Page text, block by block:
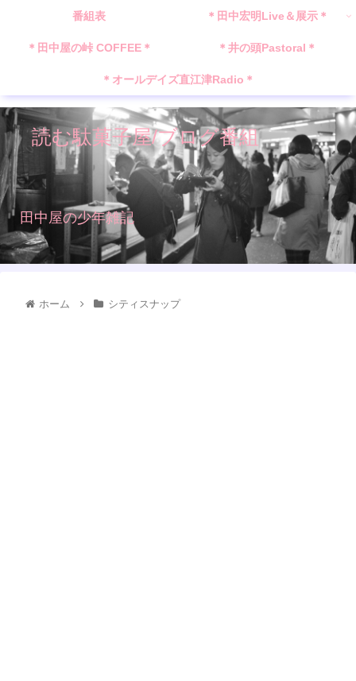
読む駄菓子屋/ブログ番組
田中屋の少年雑記
番組表 ＊田中宏明Live＆展示＊
＊田中屋の峠 COFFEE＊ ＊井の頭Pastoral＊
＊オールデイズ直江津Radio＊
ホーム シティスナップ